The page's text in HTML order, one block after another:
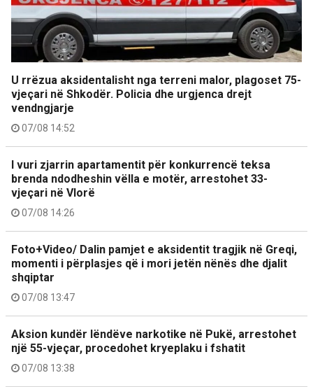
U rrëzua aksidentalisht nga terreni malor, plagoset 75-
vjeçari në Shkodër. Policia dhe urgjenca drejt
vendngjarje
07/08 14:52
I vuri zjarrin apartamentit për konkurrencë teksa
brenda ndodheshin vëlla e motër, arrestohet 33-
vjeçari në Vlorë
07/08 14:26
Foto+Video/ Dalin pamjet e aksidentit tragjik në Greqi,
momenti i përplasjes që i mori jetën nënës dhe djalit
shqiptar
07/08 13:47
Aksion kundër lëndëve narkotike në Pukë, arrestohet
një 55-vjeçar, procedohet kryeplaku i fshatit
07/08 13:38